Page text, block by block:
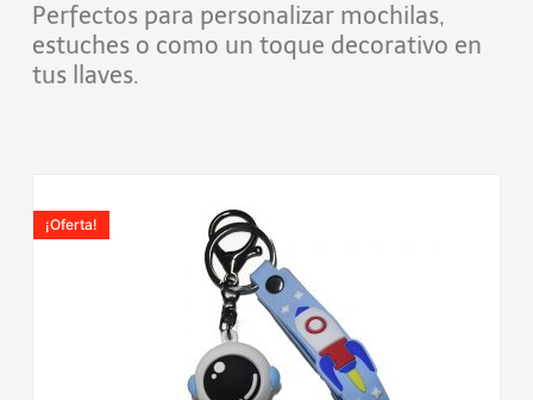
Perfectos para personalizar mochilas,
estuches o como un toque decorativo en
tus llaves.
¡Oferta!
original
era:
7,99€.